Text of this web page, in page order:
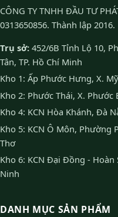
CÔNG TY TNHH ĐẦU TƯ
0313650856. Thành lập 2016.
Trụ sở: 452/6B Tỉnh Lộ 10,
Tân, TP. Hồ Chí Minh
Kho 1: Ấp Phước Hưng, X.
Kho 2: Phước Thái, X.
Kho 4: KCN Hòa Khánh, Đà
Kho 5: KCN Ô Môn, Phường
Thơ
Kho 6: KCN Đại Đồng - Hoàn
Ninh
DANH MỤC SẢN PHẨM